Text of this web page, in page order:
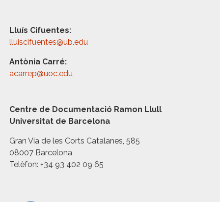
Lluís Cifuentes:
lluiscifuentes@ub.edu
Antònia Carré:
acarrep@uoc.edu
Centre de Documentació Ramon Llull
Universitat de Barcelona
Gran Via de les Corts Catalanes, 585
08007 Barcelona
Telèfon: +34 93 402 09 65